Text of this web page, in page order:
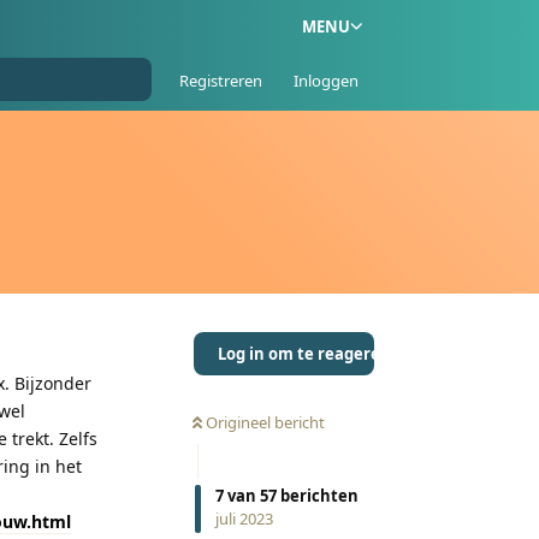
MENU
Registreren Inloggen
Log in om te reageren
Origineel bericht
7van 57 berichten
juli 2023
Bijzonder
trekt. Zelfs
in het